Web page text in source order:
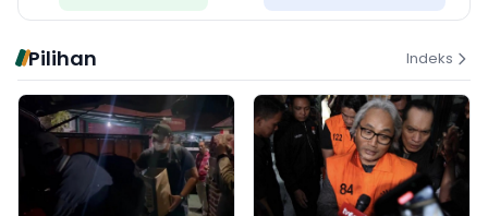
Pilihan Indeks